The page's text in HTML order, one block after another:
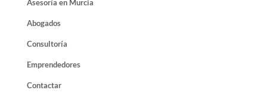
Asesoría en Murcia
Abogados
Consultoría
Emprendedores
Contactar